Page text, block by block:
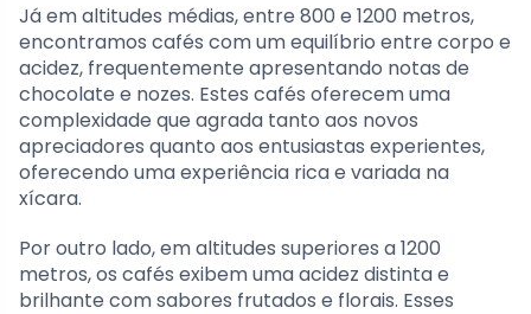
Já em altitudes médias, entre 800 e 1200 metros,
encontramos cafés com um equilíbrio entre corpo e
acidez, frequentemente apresentando notas de
chocolate e nozes. Estes cafés oferecem uma
complexidade que agrada tanto aos novos
apreciadores quanto aos entusiastas experientes,
oferecendo uma experiência rica e variada na
xícara.
Por outro lado, em altitudes superiores a 1200
metros, os cafés exibem uma acidez distinta e
brilhante com sabores frutados e florais. Esses